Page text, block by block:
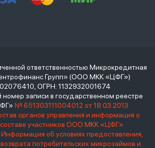
ответственностью Микрокредитная
Групп» (ООО МКК «ЦФГ»)
ОГРН: 1132932001674
записи в государственном реестре
№ 651303111004012 от 18.03.2013
органов управления и информация о
составе участников ООО МКК «ЦФГ»
Информация об условиях предоставления,
потребительских микрозаймов и